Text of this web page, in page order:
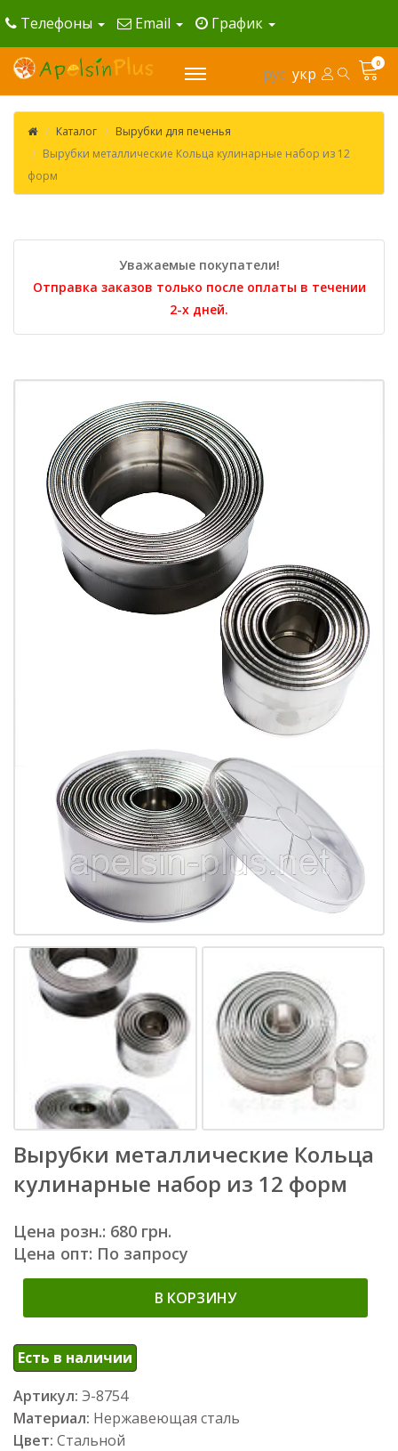
Телефоны Email График
рус укр
0
Каталог
Вырубки для печенья
Вырубки металлические Кольца кулинарные набор из 12
форм
Уважаемые покупатели!
Отправка заказов только после оплаты в течении
2-х дней.
Вырубки металлические Кольца
кулинарные набор из 12 форм
Цена розн.: 680 грн.
Цена опт: По запросу
В КОРЗИНУ
Есть в наличии
Артикул: Э-8754
Материал: Нержавеющая сталь
Цвет: Стальной